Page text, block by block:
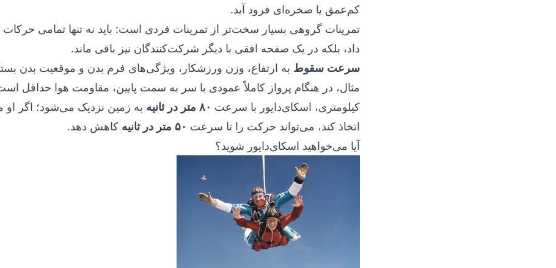
کم‌عمق یا صخره‌ای فرود آید.
تمرینات گروهی بسیار سخت‌تر از تمرینات فردی است: باید نه تنها تمامی حرکات
داد، بلکه در یک صفحه افقی با دیگر شرکت‌کنندگان نیز باقی ماند.
سرعت سقوط به ارتفاع، وزن ورزشکار، ویژگی‌های فرم بدن و موقعیت بدن
مثال، در هنگام پرواز کاملاً عمودی با سر به سمت پایین، مقاومت هوا حداقل است
کیلومتری، اسکای‌دایور با سرعت ۸۰ متر در ثانیه
به زمین نزدیک می‌شود؛ اگر او
اتخاذ کند، می‌تواند حرکت را تا سرعت ۵۰ متر در ثانیه
کاهش دهد.
آیا می‌خواهید اسکای‌دایور شوید؟